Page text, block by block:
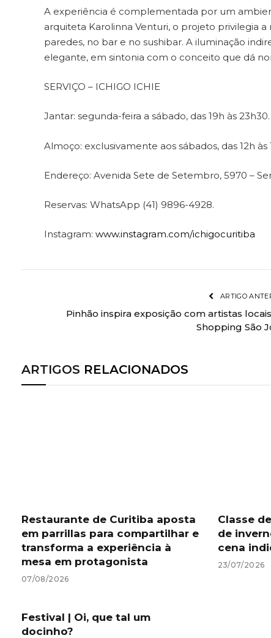
A experiência é complementada por um
arquiteta Karolinna Venturi, o projeto privilegia
paredes, no bar e no sushibar. A iluminação
elegante, em sintonia com o conceito que dá
SERVIÇO – ICHIGO ICHIE
Jantar: segunda-feira a sábado, das 19h às 23h30.
Almoço: exclusivamente aos sábados, das 12h às
Endereço: Avenida Sete de Setembro, 5970 –
Reservas: WhatsApp (41) 9896-4928.
Instagram: www.instagram.com/ichigocuritiba
ARTIGO
Pinhão inspira exposição com artistas
Shopping São
ARTIGOS RELACIONADOS
Restaurante de Curitiba aposta
em parrillas para compartilhar e
transforma a experiência à
mesa em protagonista
07/08/2026
Classe
de
cena
23/07/2026
Festival | Oi, que tal um
docinho?